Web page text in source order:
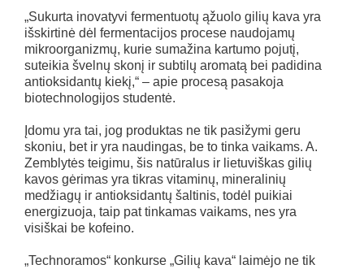
„Sukurta inovatyvi fermentuotų ąžuolo gilių kava yra
išskirtinė dėl fermentacijos procese naudojamų
mikroorganizmų, kurie sumažina kartumo pojutį,
suteikia švelnų skonį ir subtilų aromatą bei padidina
antioksidantų kiekį,“ – apie procesą pasakoja
biotechnologijos studentė.
Įdomu yra tai, jog produktas ne tik pasižymi geru
skoniu, bet ir yra naudingas, be to tinka vaikams. A.
Zemblytės teigimu, šis natūralus ir lietuviškas gilių
kavos gėrimas yra tikras vitaminų, mineralinių
medžiagų ir antioksidantų šaltinis, todėl puikiai
energizuoja, taip pat tinkamas vaikams, nes yra
visiškai be kofeino.
„Technoramos“ konkurse „Gilių kava“ laimėjo ne tik